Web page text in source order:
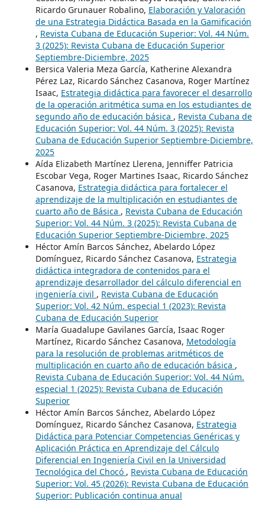
Ricardo Grunauer Robalino, Elaboración y Valoración
de una Estrategia Didáctica Basada en la Gamificación
, Revista Cubana de Educación Superior: Vol. 44 Núm.
3 (2025): Revista Cubana de Educación Superior
Septiembre-Diciembre, 2025
Bersica Valeria Meza García, Katherine Alexandra
Pérez Laz, Ricardo Sánchez Casanova, Roger Martínez
Isaac, Estrategia didáctica para favorecer el desarrollo
de la operación aritmética suma en los estudiantes de
segundo año de educación básica , Revista Cubana de
Educación Superior: Vol. 44 Núm. 3 (2025): Revista
Cubana de Educación Superior Septiembre-Diciembre,
2025
Aída Elizabeth Martínez Llerena, Jenniffer Patricia
Escobar Vega, Roger Martines Isaac, Ricardo Sánchez
Casanova, Estrategia didáctica para fortalecer el
aprendizaje de la multiplicación en estudiantes de
cuarto año de Básica , Revista Cubana de Educación
Superior: Vol. 44 Núm. 3 (2025): Revista Cubana de
Educación Superior Septiembre-Diciembre, 2025
Héctor Amín Barcos Sánchez, Abelardo López
Domínguez, Ricardo Sánchez Casanova, Estrategia
didáctica integradora de contenidos para el
aprendizaje desarrollador del cálculo diferencial en
ingeniería civil , Revista Cubana de Educación
Superior: Vol. 42 Núm. especial 1 (2023): Revista
Cubana de Educación Superior
María Guadalupe Gavilanes García, Isaac Roger
Martínez, Ricardo Sánchez Casanova, Metodología
para la resolución de problemas aritméticos de
multiplicación en cuarto año de educación básica ,
Revista Cubana de Educación Superior: Vol. 44 Núm.
especial 1 (2025): Revista Cubana de Educación
Superior
Héctor Amín Barcos Sánchez, Abelardo López
Domínguez, Ricardo Sánchez Casanova, Estrategia
Didáctica para Potenciar Competencias Genéricas y
Aplicación Práctica en Aprendizaje del Cálculo
Diferencial en Ingeniería Civil en la Universidad
Tecnológica del Chocó , Revista Cubana de Educación
Superior: Vol. 45 (2026): Revista Cubana de Educación
Superior: Publicación continua anual